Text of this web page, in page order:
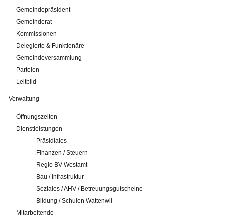
Gemeindepräsident
Gemeinderat
Kommissionen
Delegierte & Funktionäre
Gemeindeversammlung
Parteien
Leitbild
Verwaltung
Öffnungszeiten
Dienstleistungen
Präsidiales
Finanzen / Steuern
Regio BV Westamt
Bau / Infrastruktur
Soziales / AHV / Betreuungsgutscheine
Bildung / Schulen Wattenwil
Mitarbeitende